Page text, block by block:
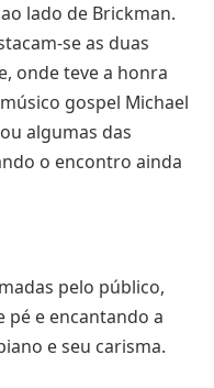
lado de Brickman.
se as duas
onde teve a honra
gospel Michael
algumas das
o encontro ainda
pelo público,
pé e encantando a
e seu carisma.